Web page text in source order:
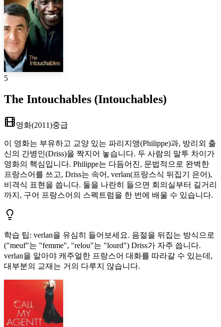
5
The Intouchables (Intouchables)
영화(2011)중급
이 영화는 부유하고 교양 있는 파리지앵(Philippe)과, 방리외 출
신의 간병인(Driss)을 짝지어 놓습니다. 두 사람의 말투 차이가
영화의 핵심입니다. Philippe는 다듬어진, 문법적으로 완벽한
프랑스어를 쓰고, Driss는 속어, verlan(프랑스식 뒤집기 은어),
비격식 표현을 씁니다. 둘을 나란히 들으면 회의실부터 길거리
까지, 구어 프랑스어의 스펙트럼을 한 번에 배울 수 있습니다.
학습 팁: verlan을 유심히 들어보세요. 음절을 뒤집는 방식으로
("meuf"는 "femme", "relou"는 "lourd") Driss가 자주 씁니다.
verlan을 알아야 캐주얼한 프랑스어 대화를 따라갈 수 있는데,
대부분의 교재는 거의 다루지 않습니다.